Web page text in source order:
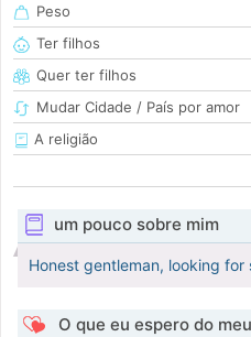
Peso
Ter filhos
Quer ter filhos
Mudar Cidade / País por amor
A religião
um pouco sobre mim
Honest gentleman, looking for
O que eu espero do